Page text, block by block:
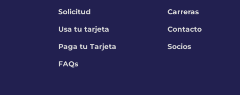
Solicitud
Usa tu tarjeta
Paga tu Tarjeta
FAQs
Carreras
Contacto
Socios